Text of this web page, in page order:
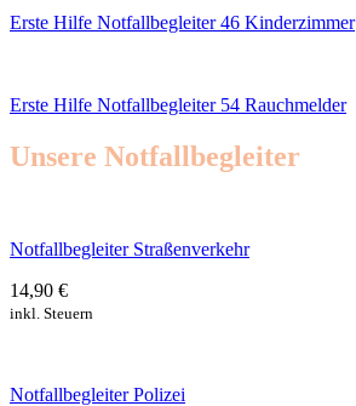
Erste Hilfe Notfallbegleiter 46 Kinderzimmer
Erste Hilfe Notfallbegleiter 54 Rauchmelder
Unsere Notfallbegleiter
Notfallbegleiter Straßenverkehr
14,90 €
inkl. Steuern
Notfallbegleiter Polizei